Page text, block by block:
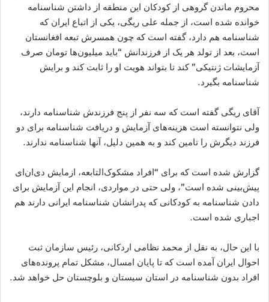
محروم ماندن گروهی از کودکان این منطقه از داشتن شناسنامه
خوانده شده است، از جمله علی ریگی، یکی از اتباع ایران که
شناسنامه هم دارد، گفته است که چون همسرش تبعه افغانستان
است، بعد از تولد هر یک از فرزندانش “باید میلیون‌ها تومان صرف
آزمایشات ژنتیکی” کند تا بتواند هویت او را ثابت کند و برایش
شناسنامه بگیرد.
آقای ریگی گفته است که سه نفر از پنج فرزندش شناسنامه دارند،
ولی نتوانسته است هزینه‌های آزمایش و دریافت شناسنامه برای دو
فرزند دیگرش را تامین کند و به همین دلیل، آنها شناسنامه ندارند.
گزارش شده است که برای “افراد مشکوک‌التابعه، ازمایش دی‌ان‌ای
پیش‌بینی شده است”، ولی حتی در مواردی، انجام این آزمایش برای
دادن شناسنامه به کودکانی که پدرانشان شناسنامه ایرانی دارند هم
اجباری شده است.
با این حال، به نقل از محمد نظامی اردکانی، رئیس سازمان ثبت
احوال ایران آمده است که تا پایان امسال، مشکل تمام پرونده‌های
افراد بدون شناسنامه در استان سیستان و بلوچستان حل خواهد شد.